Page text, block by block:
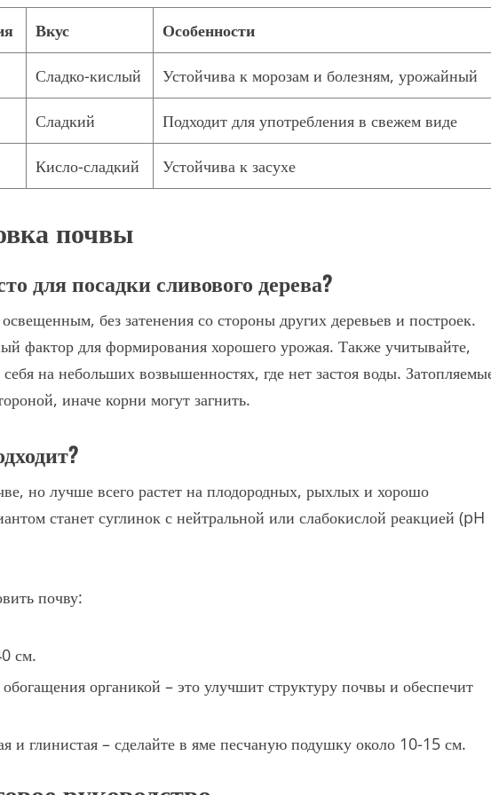
Вкус Особенности
Сладко-кислый Устойчива к морозам и болезням, урожайный
Сладкий Подходит для употребления в свежем виде
Кисло-сладкий Устойчива к засухе
почвы
для посадки сливового дерева?
без затенения со стороны других деревьев и построек.
фактор для формирования хорошего урожая. Также учитывайте,
на небольших возвышенностях, где нет застоя воды.
иначе корни могут загнить.
но лучше всего растет на плодородных, рыхлых и хорошо
станет суглинок с нейтральной или слабокислой реакцией (pH
почву:
см.
органикой – это улучшит структуру почвы и обеспечит
и глинистая – сделайте в яме песчаную подушку около 10-15 см.